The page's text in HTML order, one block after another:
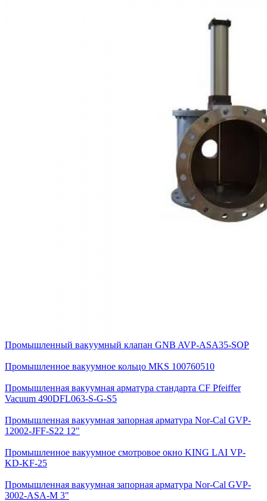
Промышленный вакуумный клапан GNB AVP-ASA35-SOP
Промышленное вакуумное кольцо MKS 100760510
Промышленная вакуумная арматура стандарта CF Pfeiffer
Vacuum 490DFL063-S-G-S5
Промышленная вакуумная запорная арматура Nor-Cal GVP-
12002-JFF-S22 12"
Промышленное вакуумное смотровое окно KING LAI VP-
KD-KF-25
Промышленная вакуумная запорная арматура Nor-Cal GVP-
3002-ASA-M 3"